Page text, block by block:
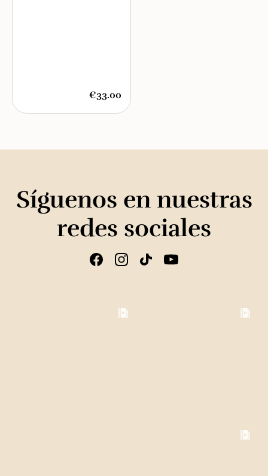
€33.00
Síguenos en nuestras
redes sociales